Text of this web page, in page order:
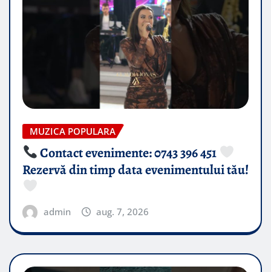
MUZICA POPULARA
Contact evenimente: 0743 396 451
Rezervă din timp data evenimentului tău!
admin aug. 7, 2026